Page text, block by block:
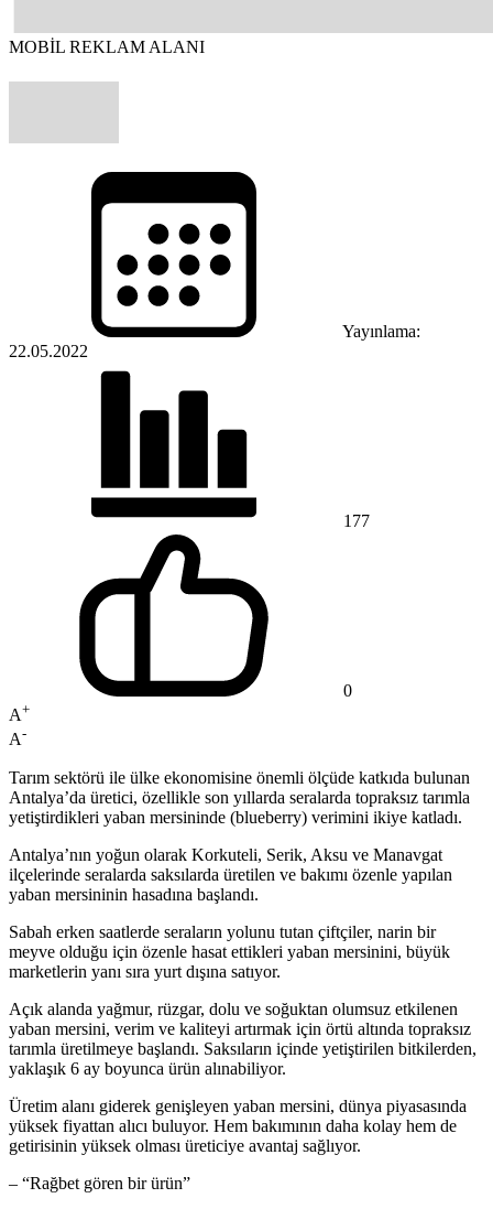
MOBİL REKLAM ALANI
Yayınlama:
22.05.2022
177
0
A+
A-
Tarım sektörü ile ülke ekonomisine önemli ölçüde katkıda bulunan
Antalya’da üretici, özellikle son yıllarda seralarda topraksız tarımla
yetiştirdikleri yaban mersininde (blueberry) verimini ikiye katladı.
Antalya’nın yoğun olarak Korkuteli, Serik, Aksu ve Manavgat
ilçelerinde seralarda saksılarda üretilen ve bakımı özenle yapılan
yaban mersininin hasadına başlandı.
Sabah erken saatlerde seraların yolunu tutan çiftçiler, narin bir
meyve olduğu için özenle hasat ettikleri yaban mersinini, büyük
marketlerin yanı sıra yurt dışına satıyor.
Açık alanda yağmur, rüzgar, dolu ve soğuktan olumsuz etkilenen
yaban mersini, verim ve kaliteyi artırmak için örtü altında topraksız
tarımla üretilmeye başlandı. Saksıların içinde yetiştirilen bitkilerden,
yaklaşık 6 ay boyunca ürün alınabiliyor.
Üretim alanı giderek genişleyen yaban mersini, dünya piyasasında
yüksek fiyattan alıcı buluyor. Hem bakımının daha kolay hem de
getirisinin yüksek olması üreticiye avantaj sağlıyor.
– “Rağbet gören bir ürün”